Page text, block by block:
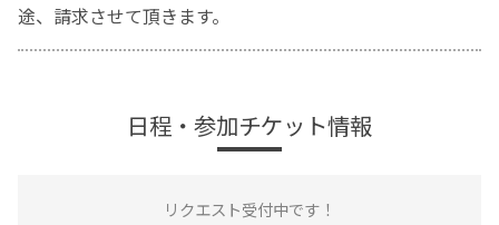
途、請求させて頂きます。
日程・参加チケット情報
リクエスト受付中です！